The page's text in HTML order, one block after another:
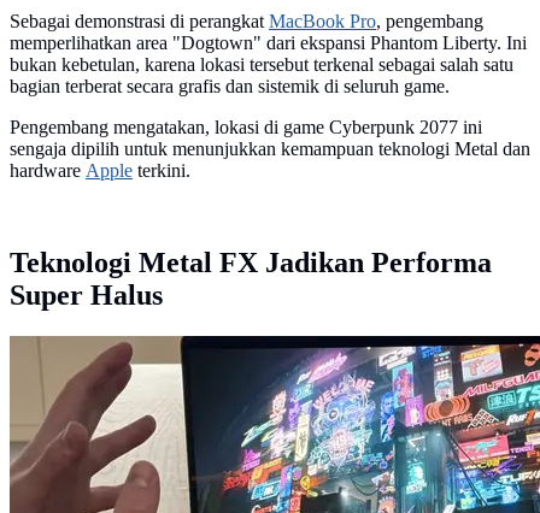
Sebagai demonstrasi di perangkatMacBook Pro, pengembang
memperlihatkan area "Dogtown" dari ekspansi Phantom Liberty. Ini
bukan kebetulan, karena lokasi tersebut terkenal sebagai salah satu
bagian terberat secara grafis dan sistemik di seluruh game.
Pengembang mengatakan, lokasi di game Cyberpunk 2077 ini
sengaja dipilih untuk menunjukkan kemampuan teknologi Metal dan
hardware Apple terkini.
Teknologi Metal FX Jadikan Performa
Super Halus